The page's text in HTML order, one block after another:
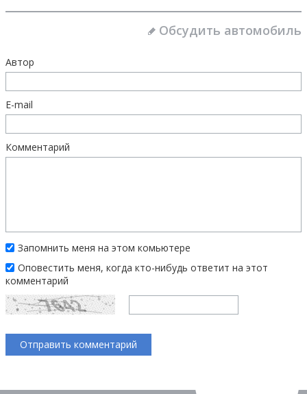
Обсудить автомобиль
Автор
E-mail
Комментарий
Запомнить меня на этом комьютере
Оповестить меня, когда кто-нибудь ответит на этот
комментарий